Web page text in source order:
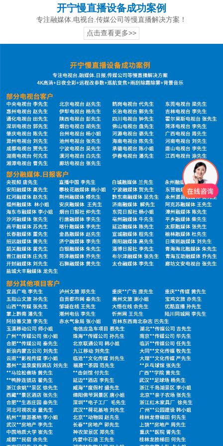
开宁慢直播设备成功案例
专注融媒体.电视台.传媒公司等慢直播解决方案！
点击查看更多>>